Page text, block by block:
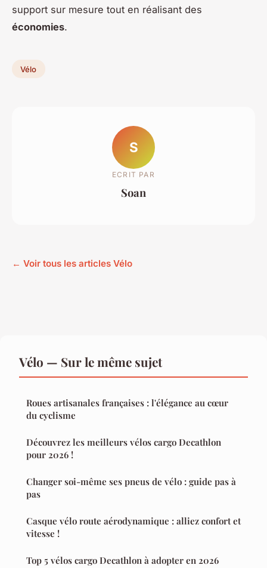
support sur mesure tout en réalisant des
économies.
Vélo
S
ECRIT PAR
Soan
← Voir tous les articles Vélo
Vélo — Sur le même sujet
Roues artisanales françaises : l'élégance au cœur
du cyclisme
Découvrez les meilleurs vélos cargo Decathlon
pour 2026 !
Changer soi-même ses pneus de vélo : guide pas à
pas
Casque vélo route aérodynamique : alliez confort et
vitesse !
Top 5 vélos cargo Decathlon à adopter en 2026